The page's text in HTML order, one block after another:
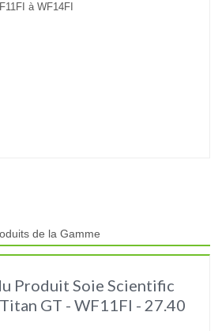
à WF14FI
de la Gamme
Produit Soie Scientific
GT - WF11FI - 27.40